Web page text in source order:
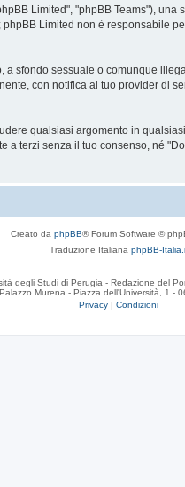
Limited", "phpBB Teams"),
Limited non è responsabile
sfondo sessuale o comunque
con notifica al tuo provider di
qualsiasi argomento in
terzi senza il tuo consenso, né
Creato da phpBB® Forum Software ©
Traduzione Italiana phpBB-
degli Studi di Perugia - Redazione del
Palazzo Murena - Piazza dell'Università, 1 -
Privacy | Condizioni